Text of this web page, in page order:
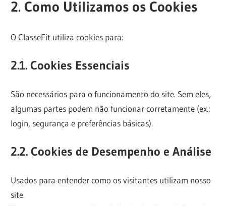
2. Como Utilizamos os Cookies
O ClasseFit utiliza cookies para:
2.1. Cookies Essenciais
São necessários para o funcionamento do site. Sem eles,
algumas partes podem não funcionar corretamente (ex.:
login, segurança e preferências básicas).
2.2. Cookies de Desempenho e Análise
Usados para entender como os visitantes utilizam nosso
site.